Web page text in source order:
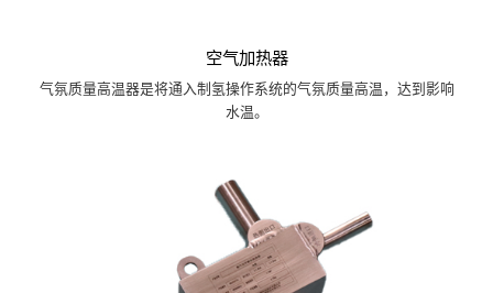
空气加热器
气氛质量高温器是将通入制氢操作系统的气氛质量高温，达到影响
水温。